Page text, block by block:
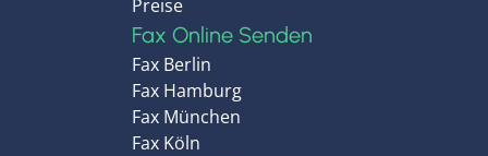
Preise
Fax Online Senden
Fax Berlin
Fax Hamburg
Fax München
Fax Köln